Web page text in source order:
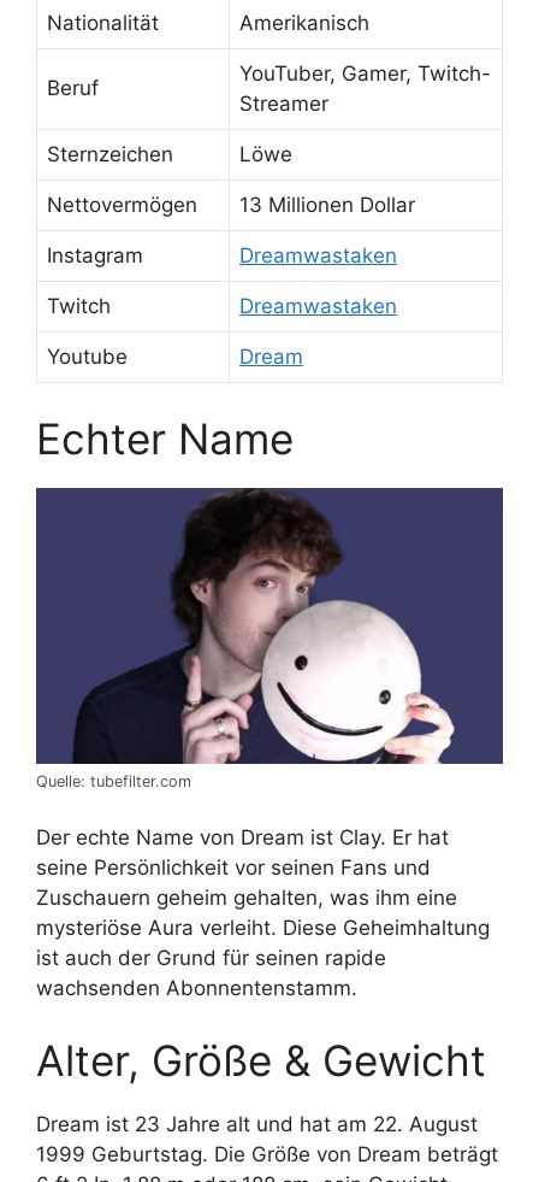
Nationalität Amerikanisch
Beruf
YouTuber, Gamer, Twitch-
Streamer
Sternzeichen Löwe
Nettovermögen 13 Millionen Dollar
Instagram Dreamwastaken
Twitch Dreamwastaken
Youtube Dream
Echter Name
Quelle: tubefilter.com
Der echte Name von Dream ist Clay. Er hat
seine Persönlichkeit vor seinen Fans und
Zuschauern geheim gehalten, was ihm eine
mysteriöse Aura verleiht. Diese Geheimhaltung
ist auch der Grund für seinen rapide
wachsenden Abonnentenstamm.
Alter, Größe & Gewicht
Dream ist 23 Jahre alt und hat am 22. August
1999 Geburtstag. Die Größe von Dream beträgt